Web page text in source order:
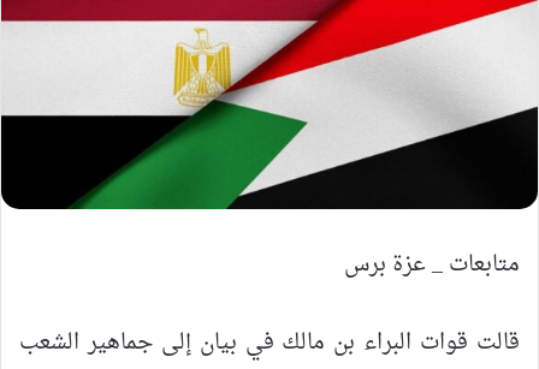
متابعات _ عزة برس
قالت قوات البراء بن مالك في بيان إلى جماهير الشعب